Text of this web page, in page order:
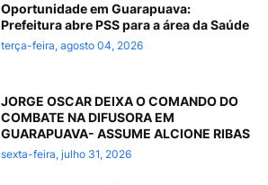
Oportunidade em Guarapuava:
Prefeitura abre PSS para a área da Saúde
terça-feira, agosto 04, 2026
JORGE OSCAR DEIXA O COMANDO DO
COMBATE NA DIFUSORA EM
GUARAPUAVA- ASSUME ALCIONE RIBAS
sexta-feira, julho 31, 2026